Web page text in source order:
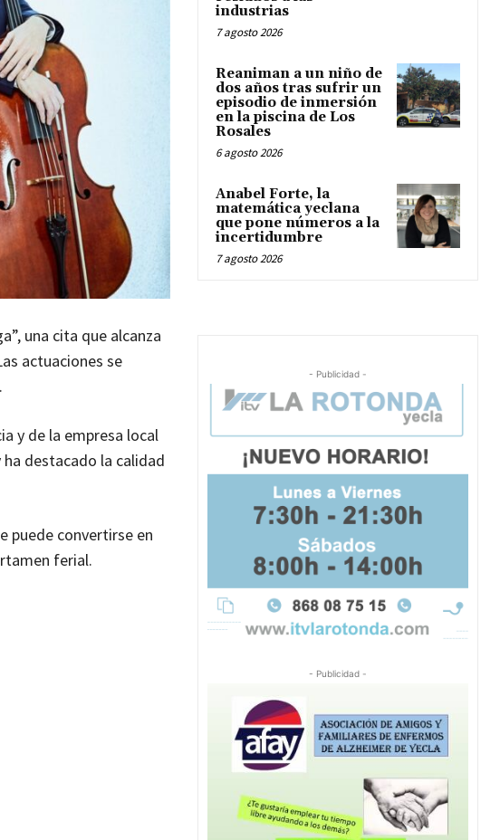
una cita que alcanza
actuaciones se
y de la empresa local
destacado la calidad
puede convertirse en
ferial.
industrias
7 agosto 2026
Reaniman a un niño de
dos años tras sufrir un
episodio de inmersión
en la piscina de Los
Rosales
6 agosto 2026
Anabel Forte, la
matemática yeclana
que pone números a la
incertidumbre
7 agosto 2026
- Publicidad -
- Publicidad -